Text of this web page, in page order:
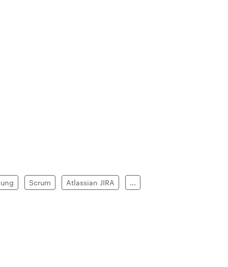
Scrum Atlassian JIRA ...